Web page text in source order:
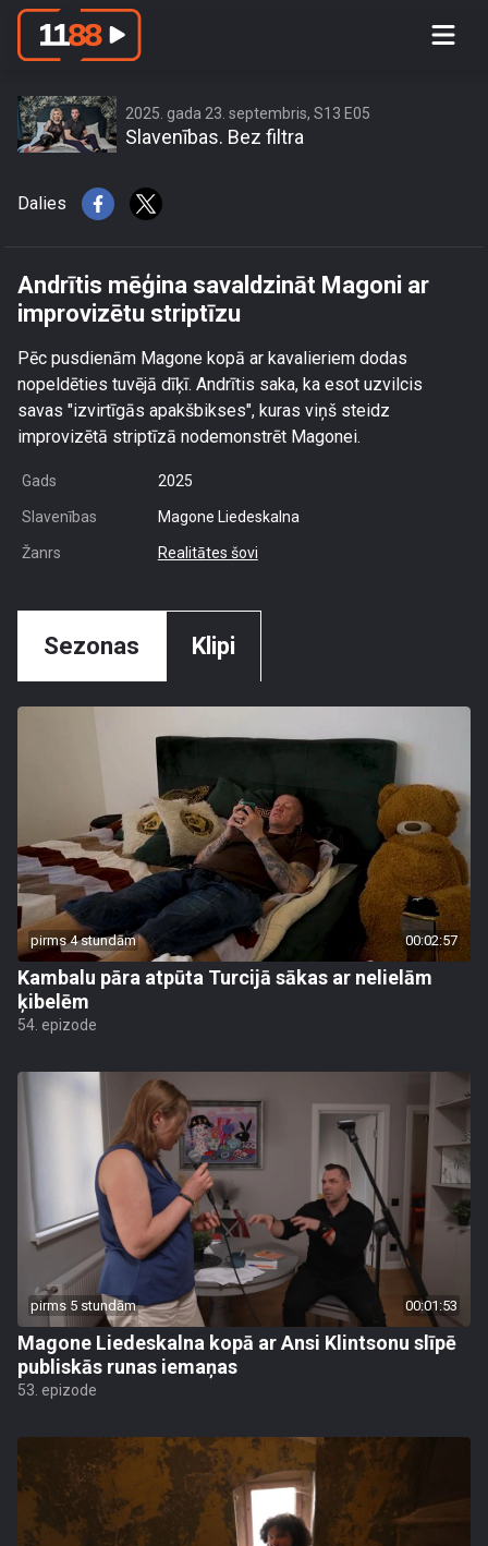
Andrītis mēģina savaldzināt Magoni ar
2025. gada 23. septembris, S13 E05
Slavenības. Bez filtra
Dalies
Andrītis mēģina savaldzināt Magoni ar
improvizētu striptīzu
Pēc pusdienām Magone kopā ar kavalieriem dodas
nopeldēties tuvējā dīķī. Andrītis saka, ka esot uzvilcis
savas "izvirtīgās apakšbikses", kuras viņš steidz
improvizētā striptīzā nodemonstrēt Magonei.
Gads 2025
Slavenības Magone Liedeskalna
Žanrs Realitātes šovi
Sezonas Klipi
pirms 4 stundām 00:02:57
Kambalu pāra atpūta Turcijā sākas ar nelielām
ķibelēm
54. epizode
pirms 5 stundām 00:01:53
Magone Liedeskalna kopā ar Ansi Klintsonu slīpē
publiskās runas iemaņas
53. epizode